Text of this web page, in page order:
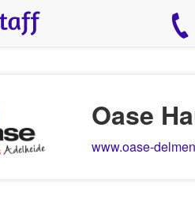
Oase
www.oase-